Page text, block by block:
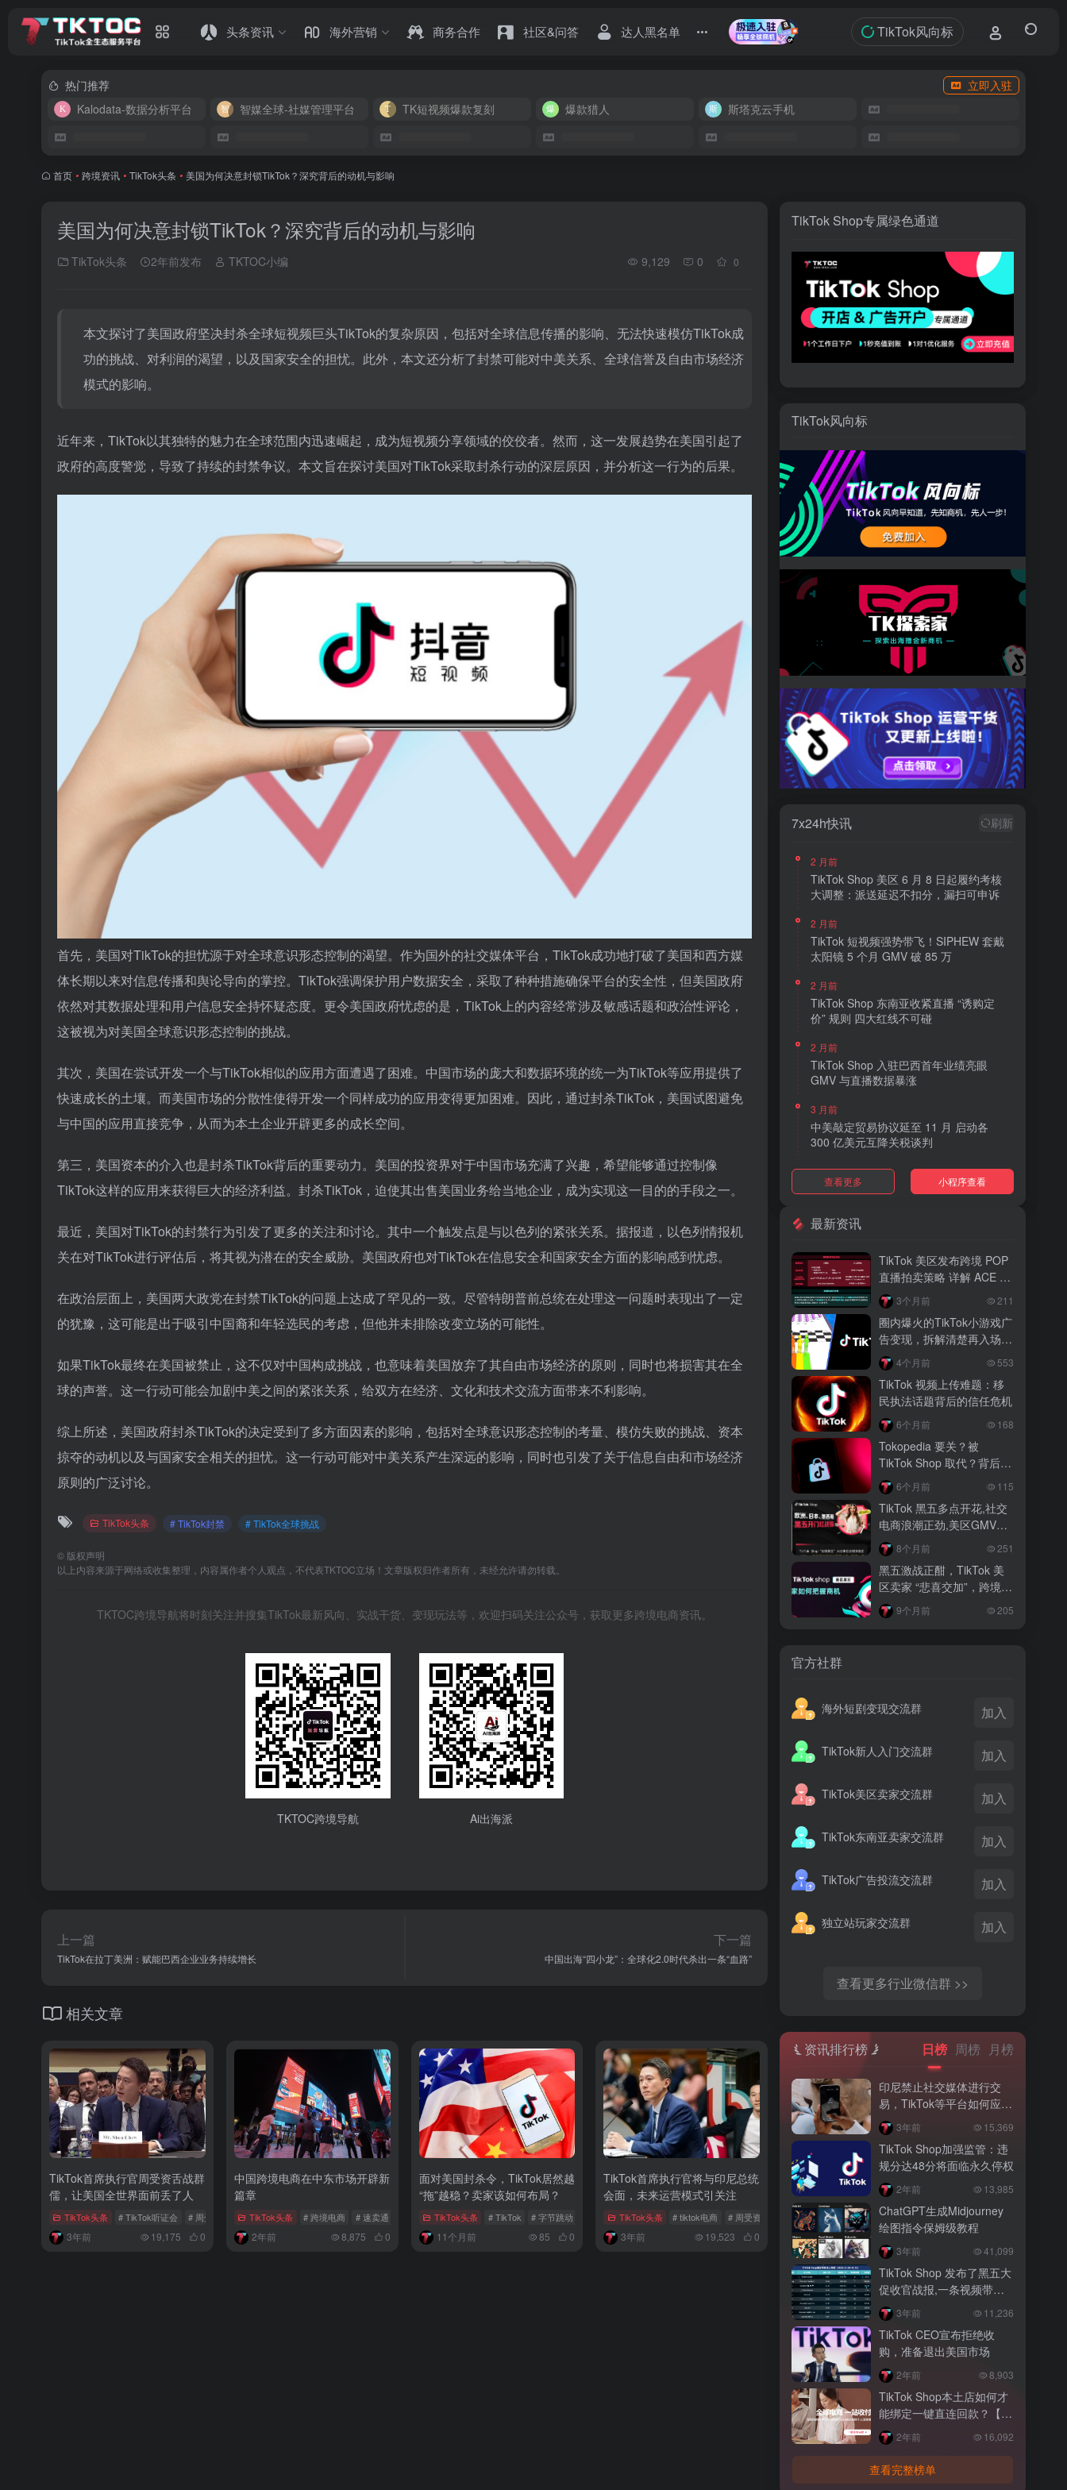
头条资讯 海外营销 商务合作 社区&问答 达人黑名单 TikTok风向标
热门推荐
立即入驻
Kalodata-数据分析平台
智媒全球-社媒管理平台 TK短视频爆款复刻 爆款猎人 斯塔克云手机
首页 • 跨境资讯 • TikTok头条 • 美国为何决意封锁TikTok？深究背后的动机与影响
美国为何决意封锁TikTok？深究背后的动机与影响
TikTok头条 2年前发布 TKTOC小编 9,129 0 0
本文探讨了美国政府坚决封杀全球短视频巨头TikTok的复杂原因，包括对全球信息传播的影响、无法快速模仿TikTok成
功的挑战、对利润的渴望，以及国家安全的担忧。此外，本文还分析了封禁可能对中美关系、全球信誉及自由市场经济
模式的影响。
近年来，TikTok以其独特的魅力在全球范围内迅速崛起，成为短视频分享领域的佼佼者。然而，这一发展趋势在美国引起了
政府的高度警觉，导致了持续的封禁争议。本文旨在探讨美国对TikTok采取封杀行动的深层原因，并分析这一行为的后果。
首先，美国对TikTok的担忧源于对全球意识形态控制的渴望。作为国外的社交媒体平台，TikTok成功地打破了美国和西方媒
体长期以来对信息传播和舆论导向的掌控。TikTok强调保护用户数据安全，采取了种种措施确保平台的安全性，但美国政府
依然对其数据处理和用户信息安全持怀疑态度。更令美国政府忧虑的是，TikTok上的内容经常涉及敏感话题和政治性评论，
这被视为对美国全球意识形态控制的挑战。
其次，美国在尝试开发一个与TikTok相似的应用方面遭遇了困难。中国市场的庞大和数据环境的统一为TikTok等应用提供了
快速成长的土壤。而美国市场的分散性使得开发一个同样成功的应用变得更加困难。因此，通过封杀TikTok，美国试图避免
与中国的应用直接竞争，从而为本土企业开辟更多的成长空间。
第三，美国资本的介入也是封杀TikTok背后的重要动力。美国的投资界对于中国市场充满了兴趣，希望能够通过控制像
TikTok这样的应用来获得巨大的经济利益。封杀TikTok，迫使其出售美国业务给当地企业，成为实现这一目的的手段之一。
最近，美国对TikTok的封禁行为引发了更多的关注和讨论。其中一个触发点是与以色列的紧张关系。据报道，以色列情报机
关在对TikTok进行评估后，将其视为潜在的安全威胁。美国政府也对TikTok在信息安全和国家安全方面的影响感到忧虑。
在政治层面上，美国两大政党在封禁TikTok的问题上达成了罕见的一致。尽管特朗普前总统在处理这一问题时表现出了一定
的犹豫，这可能是出于吸引中国裔和年轻选民的考虑，但他并未排除改变立场的可能性。
如果TikTok最终在美国被禁止，这不仅对中国构成挑战，也意味着美国放弃了其自由市场经济的原则，同时也将损害其在全
球的声誉。这一行动可能会加剧中美之间的紧张关系，给双方在经济、文化和技术交流方面带来不利影响。
综上所述，美国政府封杀TikTok的决定受到了多方面因素的影响，包括对全球意识形态控制的考量、模仿失败的挑战、资本
掠夺的动机以及与国家安全相关的担忧。这一行动可能对中美关系产生深远的影响，同时也引发了关于信息自由和市场经济
原则的广泛讨论。
TikTok头条 # TikTok封禁 # TikTok全球挑战
© 版权声明
以上内容来源于网络或收集整理，内容属作者个人观点，不代表TKTOC立场！文章版权归作者所有，未经允许请勿转载。
TKTOC跨境导航将时刻关注并搜集TikTok最新风向、实战干货、变现玩法等，欢迎扫码关注公众号，获取更多跨境电商资讯。
TKTOC跨境导航 Ai出海派
上一篇
TikTok在拉丁美洲：赋能巴西企业业务持续增长
下一篇
中国出海“四小龙”：全球化2.0时代杀出一条“血路”
相关文章
TikTok首席执行官周受资舌战群
儒，让美国全世界面前丢了人
TikTok头条 # TikTok听证会 # 周受资
3年前 19,175 0
中国跨境电商在中东市场开辟新
篇章
TikTok头条 # 跨境电商 # 速卖通 # 电商增长
2年前 8,875 0
面对美国封杀令，TikTok居然越
“拖”越稳？卖家该如何布局？​
TikTok头条 # TikTok # 字节跳动 # 特朗普
11个月前 85 0
TikTok首席执行官将与印尼总统
会面，未来运营模式引关注
TikTok头条 # tiktok电商 # 周受资 # TikTok印尼电商
3年前 19,523 0
TikTok Shop专属绿色通道
TikTok风向标
7x24h快讯 刷新
2 月前
TikTok Shop 美区 6 月 8 日起履约考核
大调整：派送延迟不扣分，漏扫可申诉
2 月前
TikTok 短视频强势带飞！SIPHEW 套戴
太阳镜 5 个月 GMV 破 85 万
2 月前
TikTok Shop 东南亚收紧直播 “诱购定
价” 规则 四大红线不可碰
2 月前
TikTok Shop 入驻巴西首年业绩亮眼
GMV 与直播数据暴涨
3 月前
中美敲定贸易协议延至 11 月 启动各
300 亿美元互降关税谈判
3 月前
TikTok Shop 上线 “三日达” 标签 履约
3 月前
AI 购物代理化趋势明显 30% 美国消费
者接受 AI 代下单
3 月前
TikTok Shop 爱尔兰全面开放入驻 本土
品牌可零门槛开店
3 月前
音乐节降噪耳塞风靡欧美 DTC 品牌单日
营收突破 200 万元
3 月前
越南监管出手核查Shopee、TikTok
Shop涨价行为，佣金调整遭调查
3 月前
TikTok Shop 印尼推出出海项目 助力本
土品牌开拓东南亚市场
3 月前
TikTok Shop 英美周榜出炉 美妆家居成
两大热销主力
查看更多 小程序查看
最新资讯
TikTok 美区发布跨境 POP
直播拍卖策略 详解 ACE 选
品与三大拍卖机制
3个月前 211
圈内爆火的TikTok小游戏广
告变现，拆解清楚再入场，
别盲目跟风
4个月前 553
TikTok 视频上传难题：移
民执法话题背后的信任危机
6个月前 168
Tokopedia 要关？被
TikTok Shop 取代？背后真
相大揭秘！
6个月前 115
TikTok 黑五多点开花,社交
电商浪潮正劲,美区GMV突
破35亿8个月前 251
黑五激战正酣，TikTok 美
区卖家 “悲喜交加”，跨境电
商路在何方？
9个月前 205
官方社群
海外短剧变现交流群 加入
TikTok新人入门交流群 加入
TikTok美区卖家交流群 加入
TikTok东南亚卖家交流群 加入
TikTok广告投流交流群 加入
独立站玩家交流群 加入
查看更多行业微信群 >>
资讯排行榜 日榜 周榜 月榜
印尼禁止社交媒体进行交
易，TikTok等平台如何应
对？ 3年前 15,369
TikTok Shop加强监管：违
规分达48分将面临永久停权
2年前 13,985
ChatGPT生成Midjourney
绘图指令保姆级教程
3年前 41,099
TikTok Shop 发布了黑五大
促收官战报,一条视频带货
突破200万！
3年前 11,236
TikTok CEO宣布拒绝收
购，准备退出美国市场
2年前 8,903
TikTok Shop本土店如何才
能绑定一键直连回款？【图
文教程】
2年前 16,092
查看完整榜单